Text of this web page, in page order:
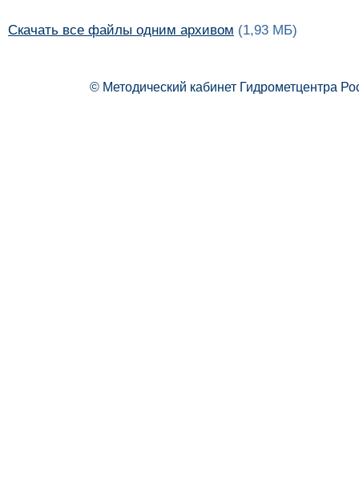
Скачать все файлы одним архивом (1,93 МБ)
© Методический кабинет Гидрометцентра